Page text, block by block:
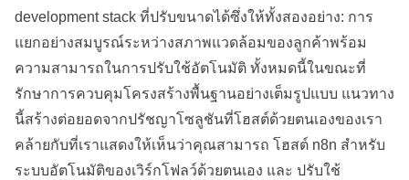
development stack ที่ปรับขนาดได้ซึ่งให้ทั้งสองอย่าง: การ
แยกอย่างสมบูรณ์ระหว่างสภาพแวดล้อมของลูกค้าพร้อม
ความสามารถในการปรับใช้อัตโนมัติ ทั้งหมดนี้ในขณะที่
รักษาการควบคุมโครงสร้างพื้นฐานอย่างเต็มรูปแบบ แนวทาง
นี้สร้างต่อยอดจากปรัชญาโซลูชันที่โฮสต์ด้วยตนเองของเรา
คล้ายกับที่เราแสดงให้เห็นว่าคุณสามารถ โฮสต์ n8n สำหรับ
ระบบอัตโนมัติของเวิร์กโฟลว์ด้วยตนเอง และ ปรับใช้